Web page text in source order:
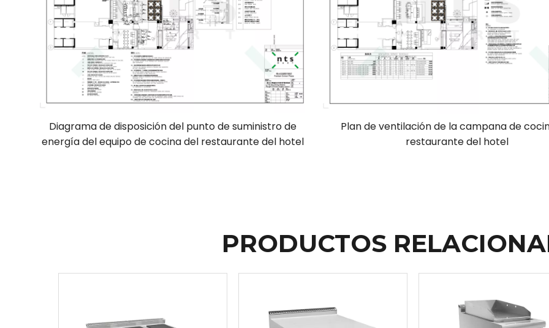
Diagrama de disposición del punto de suministro de
energía del equipo de cocina del restaurante del hotel
Plan de ventilación de la campana de
restaurante del hotel
PRODUCTOS